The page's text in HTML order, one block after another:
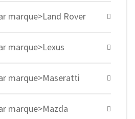
marque>Land Rover
marque>Lexus
marque>Maseratti
marque>Mazda